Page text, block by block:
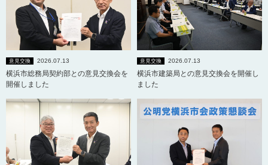
意見交換 2026.07.13
横浜市総務局契約部との意見交換会を
開催しました
意見交換 2026.07.13
横浜市建築局との意見交換会を開催し
ました